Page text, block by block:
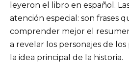
leyeron el libro en español.
atención especial: son frases
comprender mejor el
a revelar los personajes de
la idea principal de la historia.